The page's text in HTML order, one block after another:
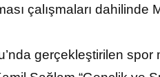
çalışmaları dahilinde
gerçekleştirilen spor